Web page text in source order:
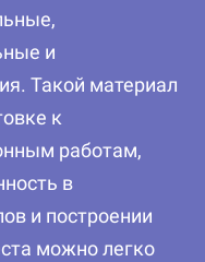
и
Такой материал
к
работам,
в
и построении
можно легко